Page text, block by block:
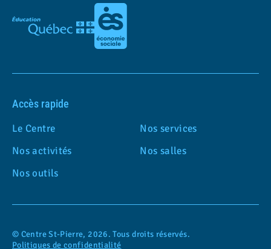
Accès rapide
Le Centre
Nos services
Nos activités
Nos salles
Nos outils
© Centre St-Pierre, 2026. Tous droits réservés.
Politiques de confidentialité